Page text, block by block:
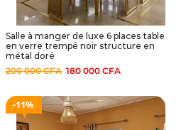
Salle à manger de luxe 6 places table
en verre trempé noir structure en
métal doré
200 000CFA 180 000 CFA
11%